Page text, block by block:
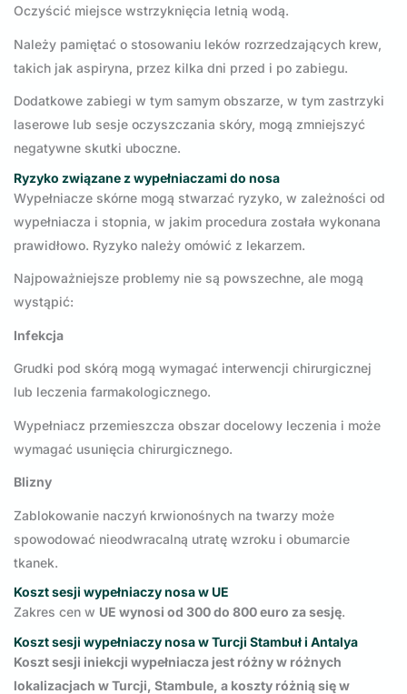
Oczyścić miejsce wstrzyknięcia letnią wodą.
Należy pamiętać o stosowaniu leków rozrzedzających krew,
takich jak aspiryna, przez kilka dni przed i po zabiegu.
Dodatkowe zabiegi w tym samym obszarze, w tym zastrzyki
laserowe lub sesje oczyszczania skóry, mogą zmniejszyć
negatywne skutki uboczne.
Ryzyko związane z wypełniaczami do nosa
Wypełniacze skórne mogą stwarzać ryzyko, w zależności od
wypełniacza i stopnia, w jakim procedura została wykonana
prawidłowo. Ryzyko należy omówić z lekarzem.
Najpoważniejsze problemy nie są powszechne, ale mogą
wystąpić:
Infekcja
Grudki pod skórą mogą wymagać interwencji chirurgicznej
lub leczenia farmakologicznego.
Wypełniacz przemieszcza obszar docelowy leczenia i może
wymagać usunięcia chirurgicznego.
Blizny
Zablokowanie naczyń krwionośnych na twarzy może
spowodować nieodwracalną utratę wzroku i obumarcie
tkanek.
Koszt sesji wypełniaczy nosa w UE
Zakres cen w UE wynosi od 300 do 800 euro za sesję.
Koszt sesji wypełniaczy nosa w Turcji Stambuł i Antalya
Koszt sesji iniekcji wypełniacza jest różny w różnych
lokalizacjach w Turcji, Stambule, a koszty różnią się w